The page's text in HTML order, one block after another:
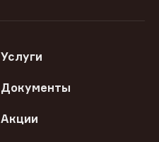
Услуги
Документы
Акции